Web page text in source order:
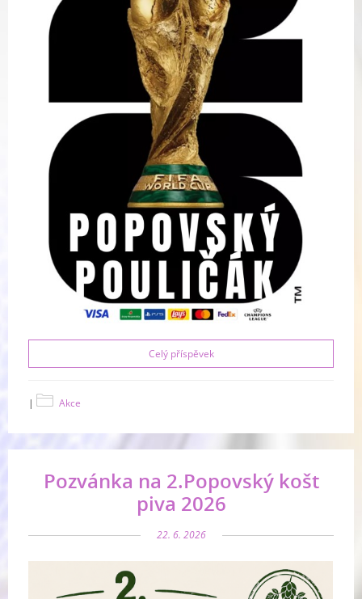
Celý příspěvek
| Akce
Pozvánka na 2.Popovský košt
piva 2026
22. 6. 2026